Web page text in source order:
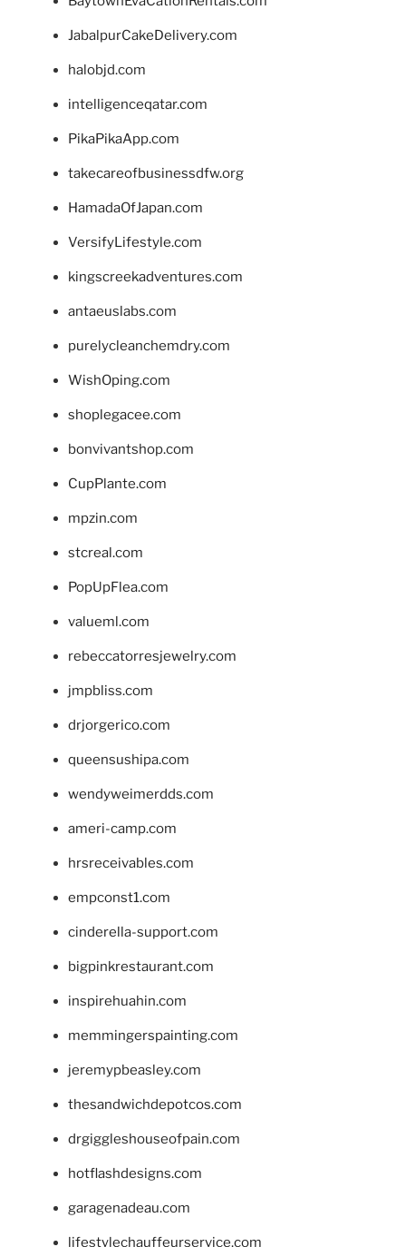
JabalpurCakeDelivery.com
halobjd.com
intelligenceqatar.com
PikaPikaApp.com
takecareofbusinessdfw.org
HamadaOfJapan.com
VersifyLifestyle.com
kingscreekadventures.com
antaeuslabs.com
purelycleanchemdry.com
WishOping.com
shoplegacee.com
bonvivantshop.com
CupPlante.com
mpzin.com
stcreal.com
PopUpFlea.com
valueml.com
rebeccatorresjewelry.com
jmpbliss.com
drjorgerico.com
queensushipa.com
wendyweimerdds.com
ameri-camp.com
hrsreceivables.com
empconst1.com
cinderella-support.com
bigpinkrestaurant.com
inspirehuahin.com
memmingerspainting.com
jeremypbeasley.com
thesandwichdepotcos.com
drgiggleshouseofpain.com
hotflashdesigns.com
garagenadeau.com
lifestylechauffeurservice.com